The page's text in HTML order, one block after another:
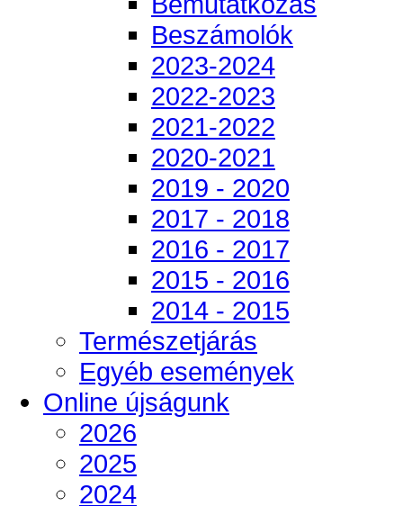
Beszámolók
2023-2024
2022-2023
2021-2022
2020-2021
2019 - 2020
2017 - 2018
2016 - 2017
2015 - 2016
2014 - 2015
Természetjárás
Egyéb események
Online újságunk
2026
2025
2024